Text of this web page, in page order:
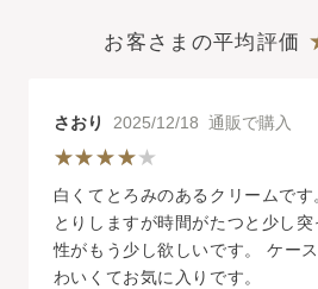
お客さまの平均評価
さおり 2025/12/18 通販で購入
白くてとろみのあるクリームで
とりしますが時間がたつと少し
性がもう少し欲しいです。 ケー
わいくてお気に入りです。